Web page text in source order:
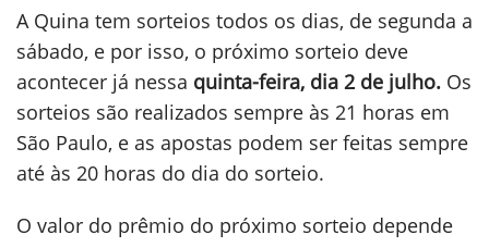
A Quina tem sorteios todos os dias, de segunda a
sábado, e por isso, o próximo sorteio deve
acontecer já nessa quinta-feira, dia 2 de julho. Os
sorteios são realizados sempre às 21 horas em
São Paulo, e as apostas podem ser feitas sempre
até às 20 horas do dia do sorteio.
O valor do prêmio do próximo sorteio depende